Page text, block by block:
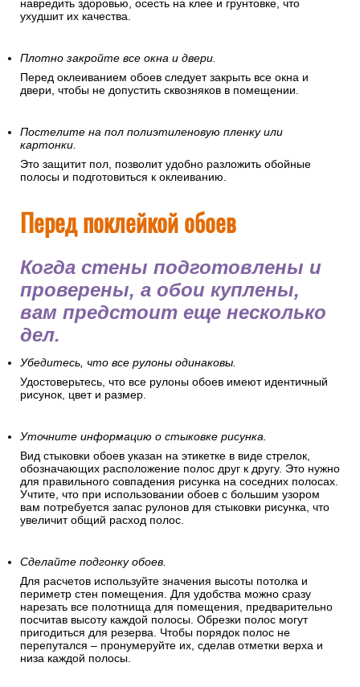
навредить здоровью, осесть на клее и грунтовке, что
ухудшит их качества.
Плотно закройте все окна и двери.
Перед оклеиванием обоев следует закрыть все окна и
двери, чтобы не допустить сквозняков в помещении.
Постелите на пол полиэтиленовую пленку или
картонки.
Это защитит пол, позволит удобно разложить обойные
полосы и подготовиться к оклеиванию.
Перед поклейкой обоев
Когда стены подготовлены и
проверены, а обои куплены,
вам предстоит еще несколько
дел.
Убедитесь, что все рулоны одинаковы.
Удостоверьтесь, что все рулоны обоев имеют идентичный
рисунок, цвет и размер.
Уточните информацию о стыковке рисунка.
Вид стыковки обоев указан на этикетке в виде стрелок,
обозначающих расположение полос друг к другу. Это нужно
для правильного совпадения рисунка на соседних полосах.
Учтите, что при использовании обоев с большим узором
вам потребуется запас рулонов для стыковки рисунка, что
увеличит общий расход полос.
Сделайте подгонку обоев.
Для расчетов используйте значения высоты потолка и
периметр стен помещения. Для удобства можно сразу
нарезать все полотнища для помещения, предварительно
посчитав высоту каждой полосы. Обрезки полос могут
пригодиться для резерва. Чтобы порядок полос не
перепутался – пронумеруйте их, сделав отметки верха и
низа каждой полосы.